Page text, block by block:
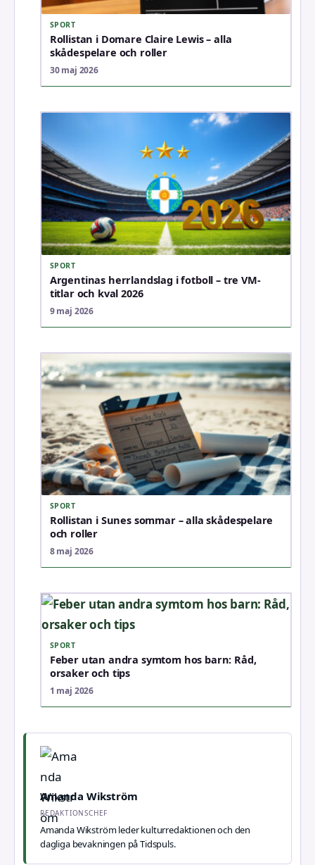
SPORT
Rollistan i Domare Claire Lewis – alla
skådespelare och roller
30 maj 2026
SPORT
Argentinas herrlandslag i fotboll – tre VM-
titlar och kval 2026
9 maj 2026
SPORT
Rollistan i Sunes sommar – alla skådespelare
och roller
8 maj 2026
SPORT
Feber utan andra symtom hos barn: Råd,
orsaker och tips
1 maj 2026
Amanda Wikström
REDAKTIONSCHEF
Amanda Wikström leder kulturredaktionen och den
dagliga bevakningen på Tidspuls.